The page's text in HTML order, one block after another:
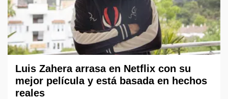
Luis Zahera arrasa en Netflix con su
mejor película y está basada en hechos
reales